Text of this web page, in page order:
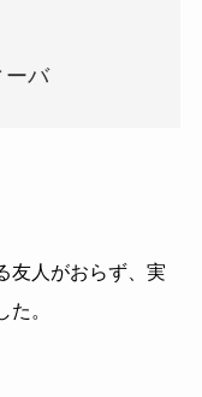
ーバ
友人がおらず、実
。